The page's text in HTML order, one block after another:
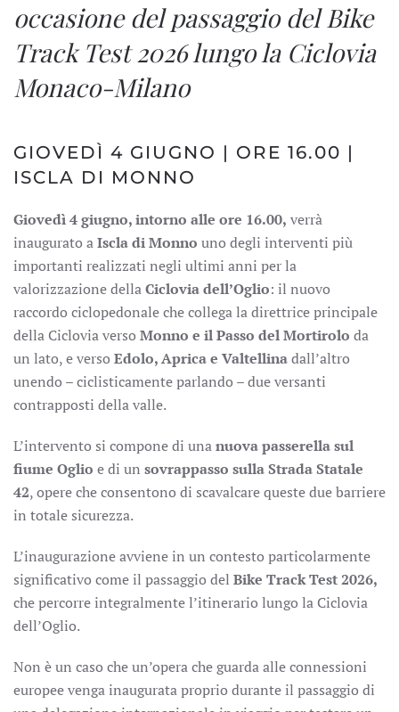
occasione del passaggio del Bike
Track Test 2026 lungo la Ciclovia
Monaco-Milano
GIOVEDÌ 4 GIUGNO | ORE 16.00 |
ISCLA DI MONNO
Giovedì 4 giugno, intorno alle ore 16.00, verrà
inaugurato aIscla di Monno uno degli interventi più
importanti realizzati negli ultimi anni per la
valorizzazione dellaCiclovia dell’Oglio: il nuovo
raccordo ciclopedonale che collega la direttrice principale
della Ciclovia verso Monno e il Passo del Mortirolo da
un lato, e verso Edolo, Aprica e Valtellinadall’altro
unendo – ciclisticamente parlando – due versanti
contrapposti della valle.
L’intervento si compone di unanuova passerella sul
fiume Oglio e di un sovrappasso sulla Strada Statale
42, opere che consentono di scavalcare queste due barriere
in totale sicurezza.
L’inaugurazione avviene in un contesto particolarmente
significativo come il passaggio del Bike Track Test 2026,
che percorre integralmente l’itinerario lungo la Ciclovia
dell’Oglio.
Non è un caso che un’opera che guarda alle connessioni
europee venga inaugurata proprio durante il passaggio di